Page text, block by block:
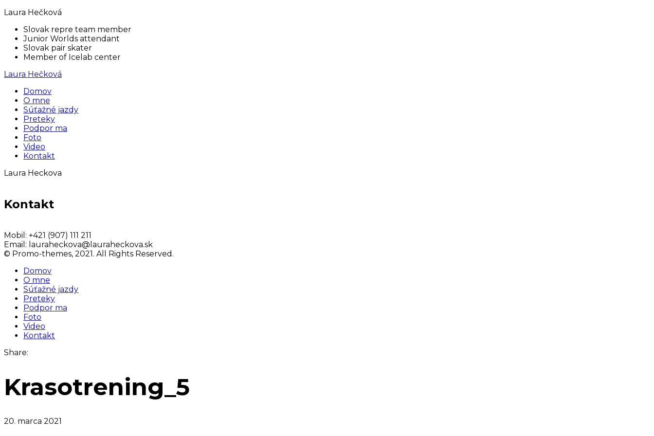
Laura Hečková
Slovak repre team member
Junior Worlds attendant
Slovak pair skater
Member of Icelab center
Laura Hečková
Domov
O mne
Súťažné jazdy
Preteky
Podpor ma
Foto
Video
Kontakt
Laura Heckova
Kontakt
Mobil: +421 (907) 111 211
Email: lauraheckova@lauraheckova.sk
© Promo-themes, 2021. All Rights Reserved.
Domov
O mne
Súťažné jazdy
Preteky
Podpor ma
Foto
Video
Kontakt
Share:
Krasotrening_5
20. marca 2021